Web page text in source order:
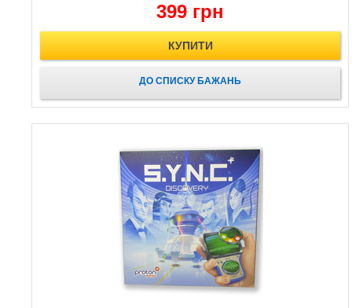
399 грн
КУПИТИ
ДО СПИСКУ БАЖАНЬ